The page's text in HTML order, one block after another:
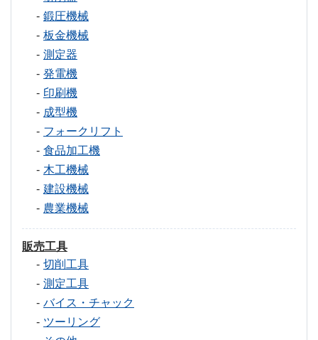
鍛圧機械
板金機械
測定器
発電機
印刷機
成型機
フォークリフト
食品加工機
木工機械
建設機械
農業機械
販売工具
切削工具
測定工具
バイス・チャック
ツーリング